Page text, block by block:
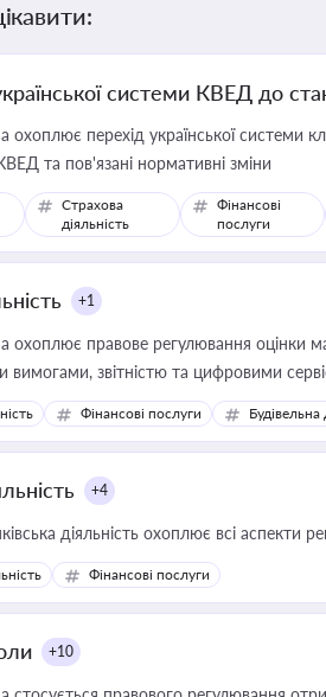
системи КВЕД до
охоплює перехід української системи
та пов'язані нормативні зміни
Страхова
діяльність
Фінансові
послуги
+1
охоплює правове регулювання оцінки
вимогами, звітністю та цифровими
сфері корисне для власника бізнесу,
державного майна, корпоративних
Фінансові послуги Будівельна
+4
діяльність охоплює всі аспекти
Фінансові послуги
+10